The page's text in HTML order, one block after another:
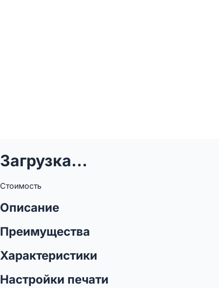
Загрузка...
Стоимость
Описание
Преимущества
Характеристики
Настройки печати